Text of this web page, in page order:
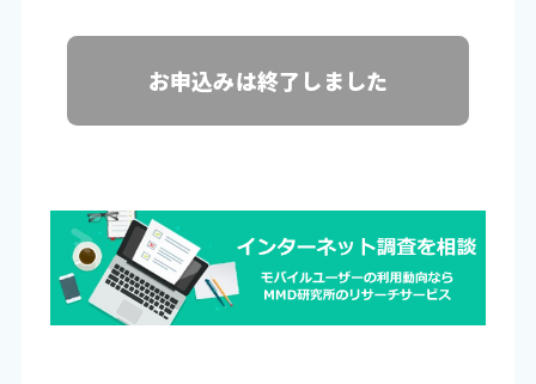
お申込みは終了しました